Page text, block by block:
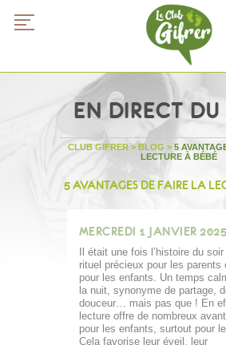
EN DIRECT DU
CLUB GIFRER> BLOG > 5
LECTURE À BÉBÉ
5 AVANTAGES DE FAIRE LA
MERCREDI 1 JANVIER 2025
Il était une fois l’histoire du
rituel précieux pour les parents
pour les enfants. Un temps
la nuit, synonyme de partage,
douceur… mais pas que ! En
lecture offre de nombreux
pour les enfants, surtout pour
Cela favorise leur éveil, leur